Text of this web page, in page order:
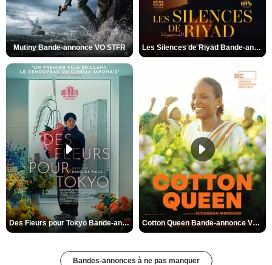
Mutiny Bande-annonce VO STFR Les Silences de Riyad Bande-annonce VO STFR
Des Fleurs pour Tokyo Bande-annonce VO STFR Cotton Queen Bande-annonce VO STFR
Bandes-annonces à ne pas manquer